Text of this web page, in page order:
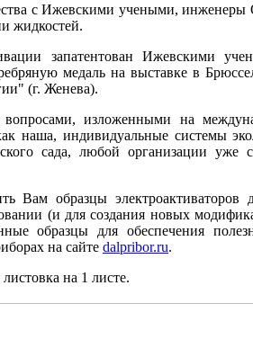
с Ижевскими учеными,
жидкостей.
запатентован Ижевскими
медаль на выставке в
(г. Женева).
изложенными на
наша, индивидуальные системы
сада, любой организации уже
Вам образцы
(и для создания новых
образцы для обеспечения
на сайте dalpribor.ru.
на 1 листе.